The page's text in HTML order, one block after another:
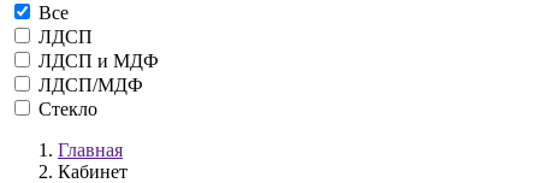
Все
ЛДСП
ЛДСП и МДФ
ЛДСП/МДФ
Стекло
Главная
Кабинет